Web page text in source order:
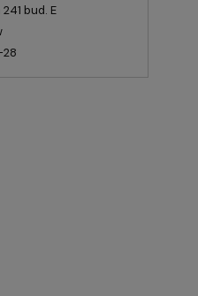
bud. E
28